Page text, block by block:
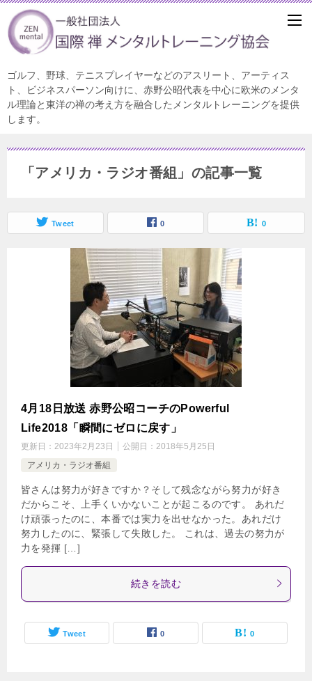
ゴルフ、野球、テニスプレイヤーなどのアスリート、アーティス
ト、ビジネスパーソン向けに、赤野公昭代表を中心に欧米のメンタ
ル理論と東洋の禅の考え方を融合したメンタルトレーニングを提供
します。
「アメリカ・ラジオ番組」の記事一覧
Tweet 0 0
4月18日放送 赤野公昭コーチのPowerful
Life2018「瞬間にゼロに戻す」
更新日： 2023年2月23日 公開日： 2018年5月25日
アメリカ・ラジオ番組
皆さんは努力が好きですか？そして残念ながら努力が好き
だからこそ、上手くいかないことが起こるのです。 あれだ
け頑張ったのに、本番では実力を出せなかった。あれだけ
努力したのに、緊張して失敗した。 これは、過去の努力が
力を発揮 […]
続きを読む
Tweet 0 0